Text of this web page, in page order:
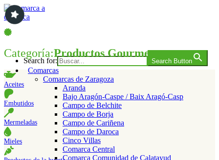
Saltar
al
contenido
Comarca a comarca
Search for: Search Button
Comarcas
Comarcas de Zaragoza
Aranda
Bajo Aragón-Caspe / Baix Aragó-Casp
Campo de Belchite
Campo de Borja
Campo de Cariñena
Campo de Daroca
Cinco Villas
Comarca Central
Comarca Comunidad de Calatayud
Categoría:Productos Gourmet
Aceites
Embutidos
Mermeladas
Mieles